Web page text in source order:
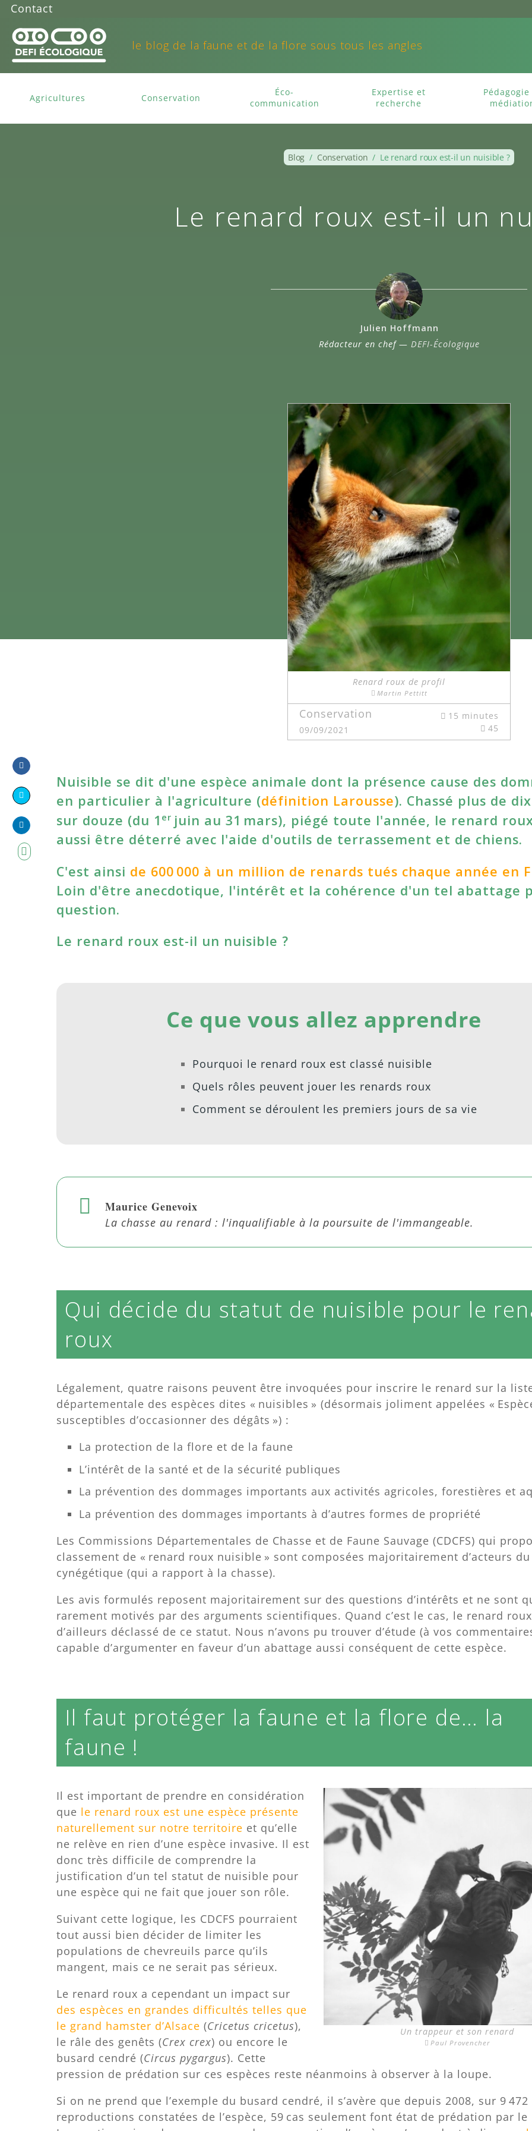
Contact
le blog de la faune et de la flore sous tous les angles
Agricultures Conservation
Éco-
communication
Expertise et
recherche
Blog / Conservation / Le renard roux est-il un nuisible ?
Le renard roux est-il un
Julien Hoffmann
Rédacteur en chef — DEFI-Écologique
Renard roux de profil
Martin Pettitt
Conservation
09/09/2021
15 minutes
45
on
Facebook
on
Twitter
Share
on
LinkedIn
Nuisible se dit d'une espèce animale dont la présence cause des
en particulier à l'agriculture (définition Larousse). Chassé plus de
sur douze (du 1 er juin au 31 mars), piégé toute l'année, le renard
aussi être déterré avec l'aide d'outils de terrassement et de chiens.
C'est ainsi de 600 000 à un million de renards tués chaque année en
Loin d'être anecdotique, l'intérêt et la cohérence d'un tel abattage
question.
Le renard roux est-il un nuisible ?
Ce que vous allez apprendre
Pourquoi le renard roux est classé nuisible
Quels rôles peuvent jouer les renards roux
Comment se déroulent les premiers jours de sa vie
Maurice Genevoix
La chasse au renard : l'inqualifiable à la poursuite de l'immangeable.
Qui décide du statut de nuisible pour le
roux
Légalement, quatre raisons peuvent être invoquées pour inscrire le renard sur la
départementale des espèces dites « nuisibles » (désormais joliment appelées «
susceptibles d’occasionner des dégâts ») :
La protection de la flore et de la faune
L’intérêt de la santé et de la sécurité publiques
La prévention des dommages importants aux activités agricoles, forestières et
La prévention des dommages importants à d’autres formes de propriété
Les Commissions Départementales de Chasse et de Faune Sauvage (CDCFS) qui
classement de « renard roux nuisible » sont composées majoritairement d’acteurs
cynégétique (qui a rapport à la chasse).
Les avis formulés reposent majoritairement sur des questions d’intérêts et ne sont
rarement motivés par des arguments scientifiques. Quand c’est le cas, le renard
d’ailleurs déclassé de ce statut. Nous n’avons pu trouver d’étude (à vos
capable d’argumenter en faveur d’un abattage aussi conséquent de cette espèce.
Il faut protéger la faune et la flore de… la
faune !
Un trappeur et son renard
Paul Provencher
Il est important de prendre en considération
que le renard roux est une espèce présente
naturellement sur notre territoire et qu’elle
ne relève en rien d’une espèce invasive. Il est
donc très difficile de comprendre la
justification d’un tel statut de nuisible pour
une espèce qui ne fait que jouer son rôle.
Suivant cette logique, les CDCFS pourraient
tout aussi bien décider de limiter les
populations de chevreuils parce qu’ils
mangent, mais ce ne serait pas sérieux.
Le renard roux a cependant un impact sur
des espèces en grandes difficultés telles que
le grand hamster d’Alsace (Cricetus cricetus),
le râle des genêts (Crex crex) ou encore le
busard cendré (Circus pygargus). Cette
pression de prédation sur ces espèces reste néanmoins à observer à la loupe.
Si on ne prend que l’exemple du busard cendré, il s’avère que depuis 2008, sur 9 472
reproductions constatées de l’espèce, 59 cas seulement font état de prédation par